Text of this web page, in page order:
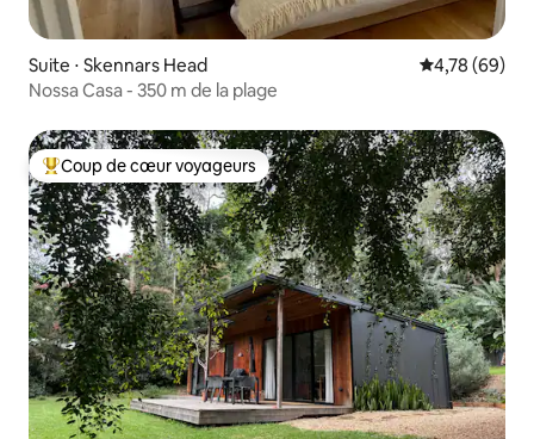
Suite ⋅ Skennars Head Évaluation
4,78 (69)
Nossa Casa - 350 m de la plage
Coups de cœur voyageurs les plus appréciés
Coup de cœur voyageurs